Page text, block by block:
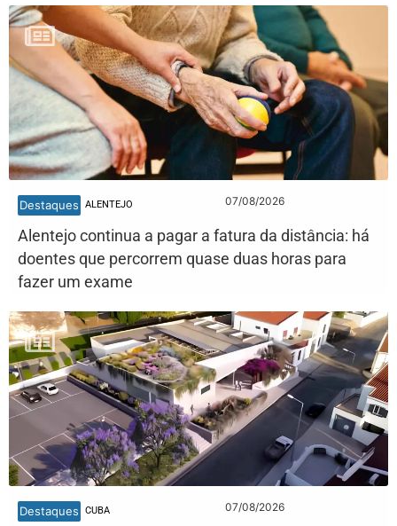
Destaques ALENTEJO 07/08/2026
Alentejo continua a pagar a fatura da distância: há
doentes que percorrem quase duas horas para
fazer um exame
Destaques CUBA 07/08/2026